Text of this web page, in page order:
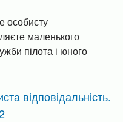
особисту
маленького
пілота і юного
відповідальність.